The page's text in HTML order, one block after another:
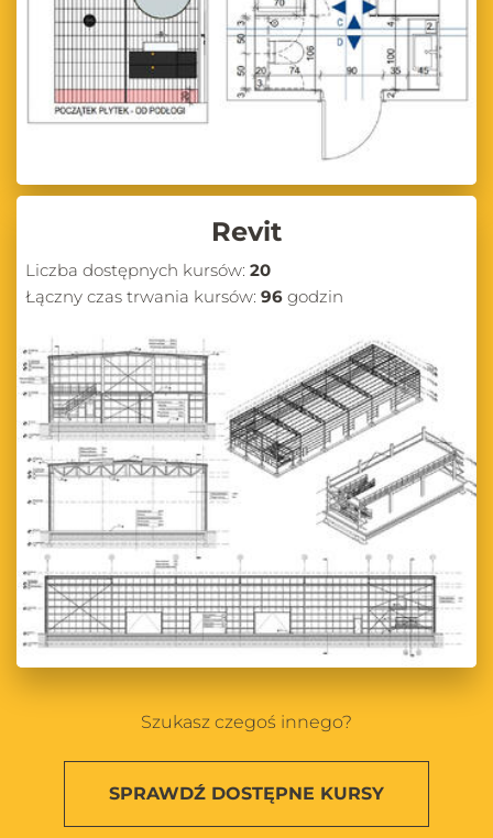
Revit
Liczba dostępnych kursów: 20
Łączny czas trwania kursów: 96 godzin
Szukasz czegoś innego?
SPRAWDŹ DOSTĘPNE KURSY